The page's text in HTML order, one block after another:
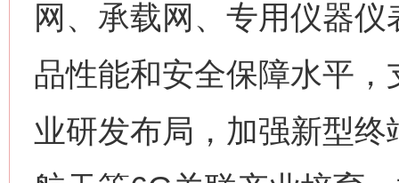
网、承载网、专用仪器
品性能和安全保障水平
业研发布局，加强新型